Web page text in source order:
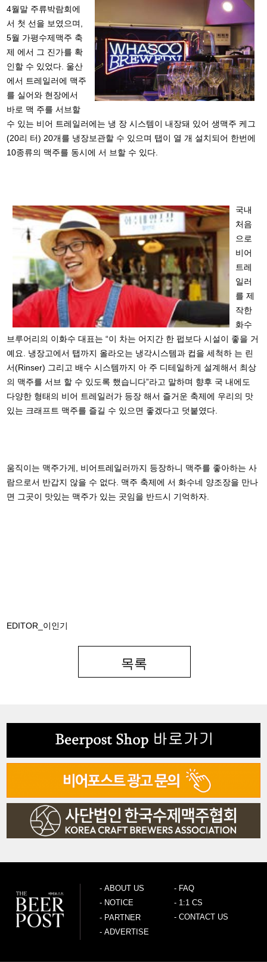
4월말 주류박람회에
서 첫 선을 보였으며,
5월 가평수제맥주 축
제 에서 그 진가를 확
인할 수 있었다. 울산
에서 트레일러에 맥주
를 실어와 현장에서
바로 맥 주를 서브할
수 있는 비어 트레일러에는 냉 장 시스템이 내장돼 있어 생맥주 케그
(20리 터) 20개를 냉장보관할 수 있으며 탭이 열 개 설치되어 한번에
10종류의 맥주를 동시에 서 브할 수 있다.
국내
처음
으로
비어
트레
일러
를 제
작한
화수
브루어리의 이화수 대표는 “이 차는 어지간 한 펍보다 시설이 좋을 거
예요. 냉장고에서 탭까지 올라오는 냉각시스템과 컵을 세척하 는 린
서(Rinser) 그리고 배수 시스템까지 아 주 디테일하게 설계해서 최상
의 맥주를 서브 할 수 있도록 했습니다”라고 말하며 향후 국 내에도
다양한 형태의 비어 트레일러가 등장 해서 즐거운 축제에 우리의 맛
있는 크래프트 맥주를 즐길 수 있으면 좋겠다고 덧붙였다.
움직이는 맥주가게, 비어트레일러까지 등장하니 맥주를 좋아하는 사
람으로서 반갑지 않을 수 없다. 맥주 축제에 서 화수네 양조장을 만나
면 그곳이 맛있는 맥주가 있는 곳임을 반드시 기억하자.
EDITOR_이인기
목록
- ABOUT US
- NOTICE
- FAQ
- 1:1 CS
- CONTACT US
- PARTNER
- ADVERTISE